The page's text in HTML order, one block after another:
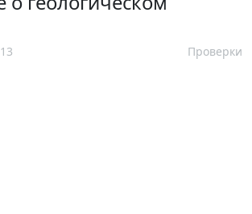
Проверки